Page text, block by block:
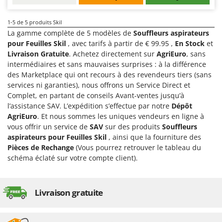
Perches Élagueuses
Pétrins à Spirale
Piscines
Planteuses de pommes de terre pour tracteur
Plateaux de coupe pour tracteur
Plumeuses
Pompes d'irrigation à tracteur
Pompes de transfert
Pompes immergées électriques
Postes à souder
Poussoirs à saucisse
Pressoirs à fruits
G
G3 Ferrari
Gardena
Garofalo
GeoTech
GeoTech Pro
Gierre
Ginko - MGM
Gipeco
Girmi
Greenworks
1-5 de 5 produits Skil
La gamme complète de 5 modèles de Souffleurs aspirateurs
pour Feuilles Skil , avec tarifs à partir de € 99.95 , En Stock et
Livraison Gratuite. Achetez directement sur AgriEuro, sans
intermédiaires et sans mauvaises surprises : à la différence
des Marketplace qui ont recours à des revendeurs tiers (sans
services ni garanties), nous offrons un Service Direct et
Complet, en partant de conseils Avant-ventes jusqu’à
l’assistance SAV. L’expédition s’effectue par notre Dépôt
AgriEuro. Et nous sommes les uniques vendeurs en ligne à
vous offrir un service de SAV sur des produits Souffleurs
aspirateurs pour Feuilles Skil , ainsi que la fourniture des
Pièces de Rechange (Vous pourrez retrouver le tableau du
schéma éclaté sur votre compte client).
Livraison gratuite